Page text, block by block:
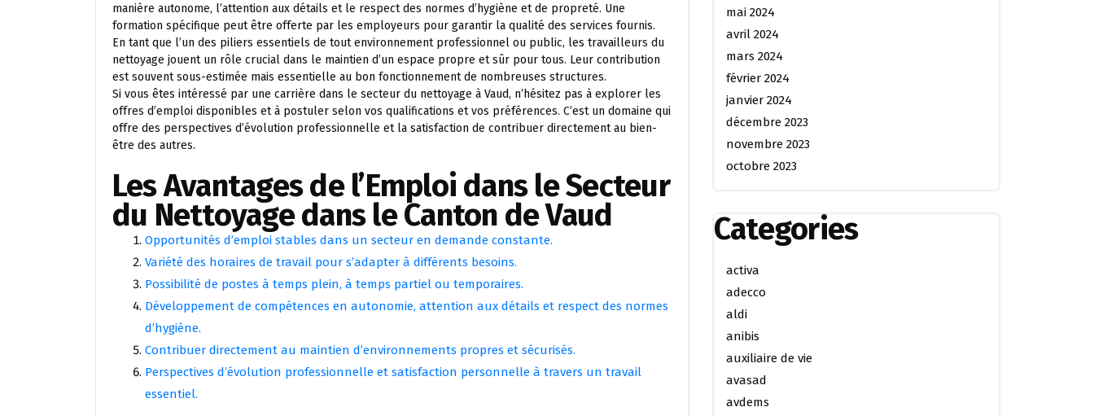
manière autonome, l’attention aux détails et le respect des normes d’hygiène et de propreté. Une
formation spécifique peut être offerte par les employeurs pour garantir la qualité des services fournis.
En tant que l’un des piliers essentiels de tout environnement professionnel ou public, les travailleurs du
nettoyage jouent un rôle crucial dans le maintien d’un espace propre et sûr pour tous. Leur contribution
est souvent sous-estimée mais essentielle au bon fonctionnement de nombreuses structures.
Si vous êtes intéressé par une carrière dans le secteur du nettoyage à Vaud, n’hésitez pas à explorer les
offres d’emploi disponibles et à postuler selon vos qualifications et vos préférences. C’est un domaine qui
offre des perspectives d’évolution professionnelle et la satisfaction de contribuer directement au bien-
être des autres.
Les Avantages de l’Emploi dans le Secteur
du Nettoyage dans le Canton de Vaud
Opportunités d’emploi stables dans un secteur en demande constante.
Variété des horaires de travail pour s’adapter à différents besoins.
Possibilité de postes à temps plein, à temps partiel ou temporaires.
Développement de compétences en autonomie, attention aux détails et respect des normes
d’hygiène.
Contribuer directement au maintien d’environnements propres et sécurisés.
Perspectives d’évolution professionnelle et satisfaction personnelle à travers un travail
essentiel.
mai 2024
avril 2024
mars 2024
février 2024
janvier 2024
décembre 2023
novembre 2023
octobre 2023
Categories
activa
adecco
aldi
anibis
auxiliaire de vie
avasad
avdems